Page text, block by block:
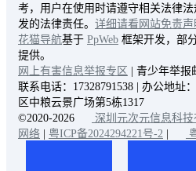
考，用户在使用时请遵守相关法律
发的法律责任。 详细请看网站免责声
花猫导航基于 PpWeb 框架开发，部
提供。
网上有害信息举报专区
| 青少年举报
联系电话：17328791538 | 办公地址
区中粮云景广场第5栋1317
©2020-2026
深圳元次元信息科技
网络
粤ICP备2024294221号-2